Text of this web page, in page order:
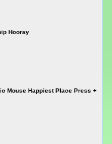
Hooray
Mouse Happiest Place Press +